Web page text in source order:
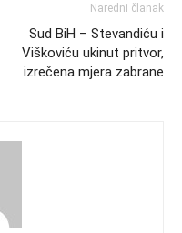
Naredni članak
Sud BiH – Stevandiću i
Viškoviću ukinut pritvor,
izrečena mjera zabrane